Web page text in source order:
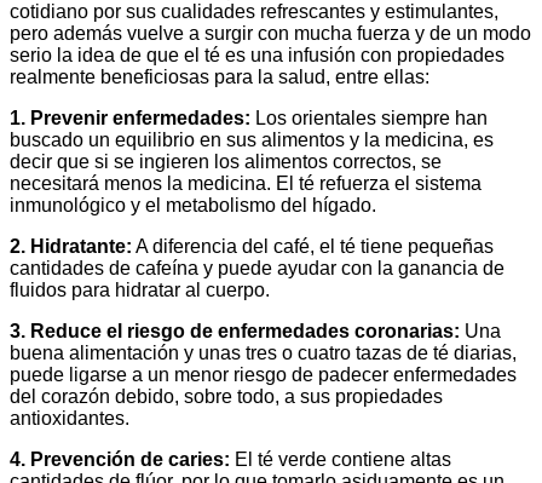
cotidiano por sus cualidades refrescantes y estimulantes,
pero además vuelve a surgir con mucha fuerza y de un modo
serio la idea de que el té es una infusión con propiedades
realmente beneficiosas para la salud, entre ellas:
1. Prevenir enfermedades: Los orientales siempre han
buscado un equilibrio en sus alimentos y la medicina, es
decir que si se ingieren los alimentos correctos, se
necesitará menos la medicina. El té refuerza el sistema
inmunológico y el metabolismo del hígado.
2. Hidratante: A diferencia del café, el té tiene pequeñas
cantidades de cafeína y puede ayudar con la ganancia de
fluidos para hidratar al cuerpo.
3. Reduce el riesgo de enfermedades coronarias: Una
buena alimentación y unas tres o cuatro tazas de té diarias,
puede ligarse a un menor riesgo de padecer enfermedades
del corazón debido, sobre todo, a sus propiedades
antioxidantes.
4. Prevención de caries: El té verde contiene altas